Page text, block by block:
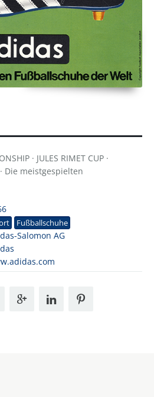
· JULES RIMET CUP ·
Die meistgespielten
Fußballschuhe
Salomon AG